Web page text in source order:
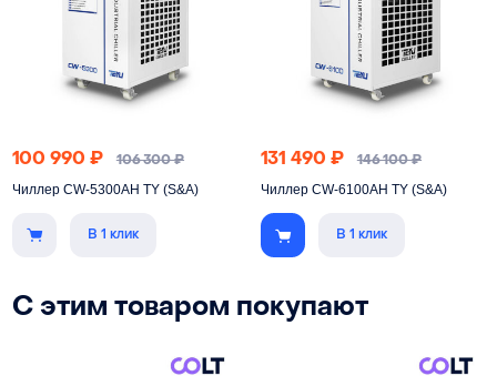
100 990 ₽ 106 300₽
Чиллер CW-5300AH TY (S&A)
В 1 клик
131 490 ₽ 146 100₽
Чиллер CW-6100AH TY (S&A)
В 1 клик
С этим товаром покупают